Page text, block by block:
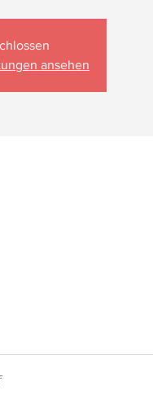
ansehen